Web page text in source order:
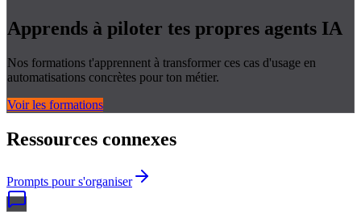
Apprends à piloter tes propres agents IA
Nos formations t'apprennent à transformer ces cas d'usage en
automatisations concrètes pour ton métier.
Voir les formations
Ressources connexes
Prompts pour s'organiser